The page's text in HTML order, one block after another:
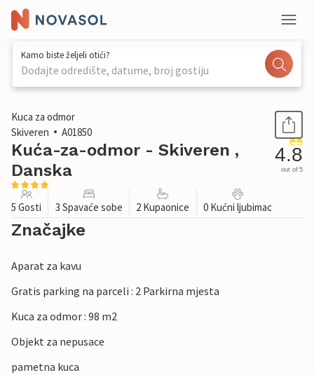
Kamo biste željeli otići?
Dodajte odredište, datume, broj gostiju
1 / 28
Kuca za odmor
Skiveren
A01850
Kuća-za-odmor - Skiveren ,
Danska
4.8
out of 5
5 Gosti 3 Spavaće sobe 2 Kupaonice 0 Kućni ljubimac
Značajke
Aparat za kavu
Gratis parking na parceli : 2 Parkirna mjesta
Kuca za odmor : 98 m2
Objekt za nepusace
pametna kuca